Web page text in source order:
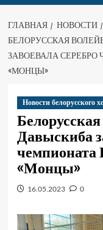
ГЛАВНАЯ НОВОСТИ
БЕЛОРУССКАЯ
ЗАВОЕВАЛА
«МОНЦЫ»
Новости белорусского
Давыскиба
чемпионата
«Монцы»
16.05.2023 0